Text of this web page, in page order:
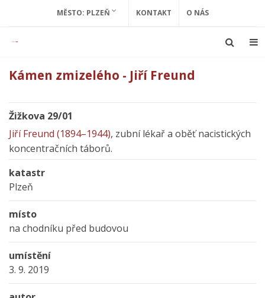
MĚSTO: PLZEŇ KONTAKT O NÁS
Kámen zmizelého - Jiří Freund
Žižkova 29/01
Jiří Freund (1894–1944), zubní lékař a oběť nacistických
koncentračních táborů.
katastr
Plzeň
místo
na chodníku před budovou
umístění
3. 9. 2019